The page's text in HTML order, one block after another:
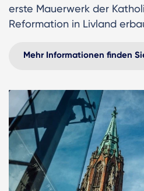
erste Mauerwerk der
Reformation in Livland
Mehr Informationen finden